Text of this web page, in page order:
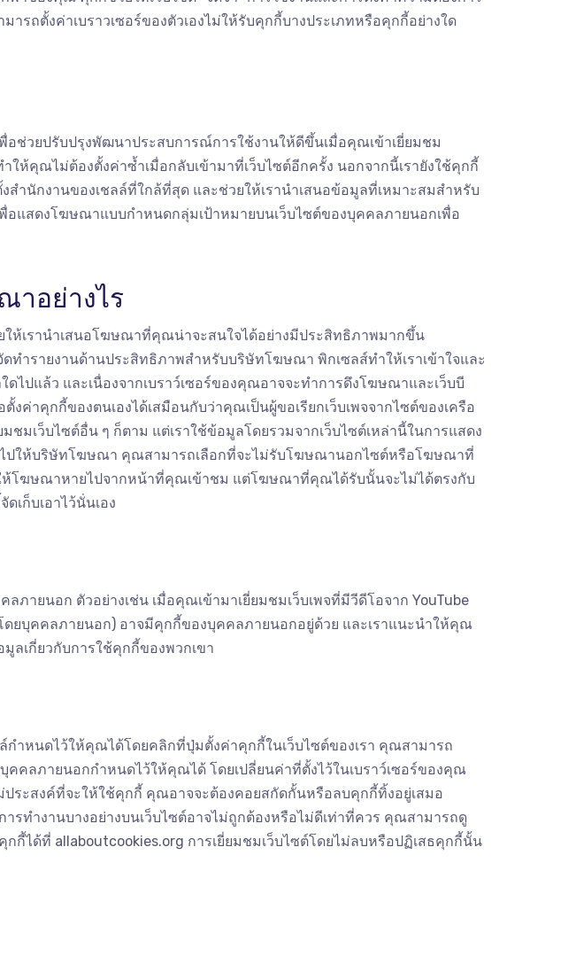
รถตั้งค่าเบราวเซอร์ของตัวเองไม่ให้รับคุกกี้บางประเภทหรือคุกกี้อย่างใด
อช่วยปรับปรุงพัฒนาประสบการณ์การใช้งานให้ดีขึ้นเมื่อคุณเข้าเยี่ยมชม
ให้คุณไม่ต้องตั้งค่าซ้ำเมื่อกลับเข้ามาที่เว็บไซต์อีกครั้ง นอกจากนี้เรายังใช้คุกกี้
ำนักงานของเชลล์ที่ใกล้ที่สุด และช่วยให้เรานำเสนอข้อมูลที่เหมาะสมสำหรับ
อแสดงโฆษณาแบบกำหนดกลุ่มเป้าหมายบนเว็บไซต์ของบุคคลภายนอกเพื่อ
าอย่างไร
ห้เรานำเสนอโฆษณาที่คุณน่าจะสนใจได้อย่างมีประสิทธิภาพมากขึ้น
ทำรายงานด้านประสิทธิภาพสำหรับบริษัทโฆษณา พิกเซลส์ทำให้เราเข้าใจและ
แล้ว และเนื่องจากเบราว์เซอร์ของคุณอาจจะทำการดึงโฆษณาและเว็บบี
ค่าคุกกี้ของตนเองได้เสมือนกับว่าคุณเป็นผู้ขอเรียกเว็บเพจจากไซต์ของเครือ
มเว็บไซต์อื่น ๆ ก็ตาม แต่เราใช้ข้อมูลโดยรวมจากเว็บไซต์เหล่านี้ในการแสดง
ปให้บริษัทโฆษณา คุณสามารถเลือกที่จะไม่รับโฆษณานอกไซต์หรือโฆษณาที่
โฆษณาหายไปจากหน้าที่คุณเข้าชม แต่โฆษณาที่คุณได้รับนั้นจะไม่ได้ตรงกับ
ก็บเอาไว้นั่นเอง
ภายนอก ตัวอย่างเช่น เมื่อคุณเข้ามาเยี่ยมชมเว็บเพจที่มีวีดีโอจาก YouTube
ดยบุคคลภายนอก) อาจมีคุกกี้ของบุคคลภายนอกอยู่ด้วย และเราแนะนำให้คุณ
ลเกี่ยวกับการใช้คุกกี้ของพวกเขา
ำหนดไว้ให้คุณได้โดยคลิกที่ปุ่มตั้งค่าคุกกี้ในเว็บไซต์ของเรา คุณสามารถ
คลภายนอกกำหนดไว้ให้คุณได้ โดยเปลี่ยนค่าที่ตั้งไว้ในเบราว์เซอร์ของคุณ
ระสงค์ที่จะให้ใช้คุกกี้ คุณอาจจะต้องคอยสกัดกั้นหรือลบคุกกี้ทิ้งอยู่เสมอ
รทำงานบางอย่างบนเว็บไซต์อาจไม่ถูกต้องหรือไม่ดีเท่าที่ควร คุณสามารถดู
กกี้ได้ที่ allaboutcookies.org การเยี่ยมชมเว็บไซต์โดยไม่ลบหรือปฏิเสธคุกกี้นั้น